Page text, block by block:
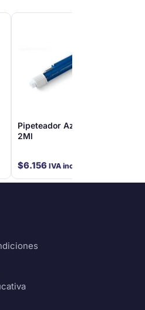
Pipeteador Azul Para
2Ml
$6.156 IVA incluido
ayudarte a encontrar
para la enseñanza